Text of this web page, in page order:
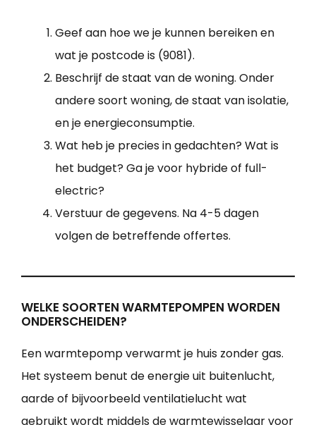
Geef aan hoe we je kunnen bereiken en
wat je postcode is (9081).
Beschrijf de staat van de woning. Onder
andere soort woning, de staat van isolatie,
en je energieconsumptie.
Wat heb je precies in gedachten? Wat is
het budget? Ga je voor hybride of full-
electric?
Verstuur de gegevens. Na 4-5 dagen
volgen de betreffende offertes.
WELKE SOORTEN WARMTEPOMPEN WORDEN
ONDERSCHEIDEN?
Een warmtepomp verwarmt je huis zonder gas.
Het systeem benut de energie uit buitenlucht,
aarde of bijvoorbeeld ventilatielucht wat
gebruikt wordt middels de warmtewisselaar voor